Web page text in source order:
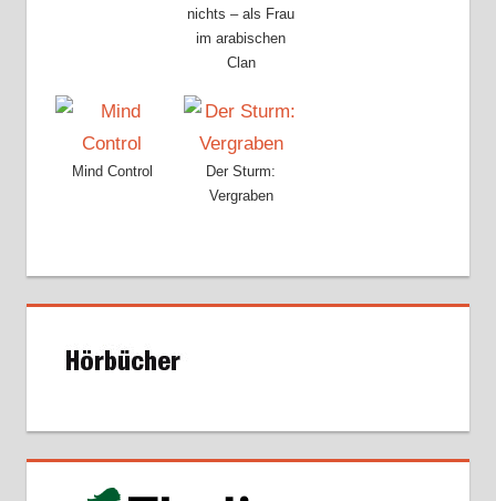
nichts – als Frau
im arabischen
Clan
Mind Control
Der Sturm:
Vergraben